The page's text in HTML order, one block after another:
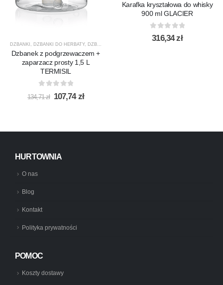
DZBANKI , DZBANKI DO HERBATY, DZBANKI DO KAWY
Dzbanek z podgrzewaczem +
zaparzacz prosty 1,5 L
TERMISIL
out of 5
134,71zł Pierwotna
cena
107,74złAktualna
Karafka kryształowa do whisky
900 ml GLACIER
0out of 5
316,34zł
HURTOWNIA
O nas
Blog
Kontakt
Polityka prywatności
POMOC
Koszty dostawy